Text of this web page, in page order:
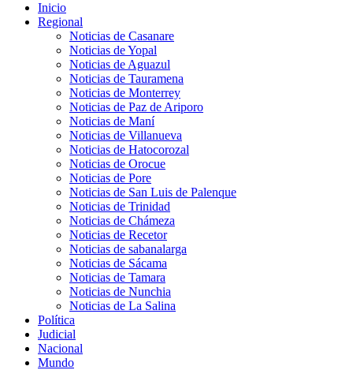
Inicio
Regional
Noticias de Casanare
Noticias de Yopal
Noticias de Aguazul
Noticias de Tauramena
Noticias de Monterrey
Noticias de Paz de Ariporo
Noticias de Maní
Noticias de Villanueva
Noticias de Hatocorozal
Noticias de Orocue
Noticias de Pore
Noticias de San Luis de Palenque
Noticias de Trinidad
Noticias de Chámeza
Noticias de Recetor
Noticias de sabanalarga
Noticias de Sácama
Noticias de Tamara
Noticias de Nunchia
Noticias de La Salina
Política
Judicial
Nacional
Mundo